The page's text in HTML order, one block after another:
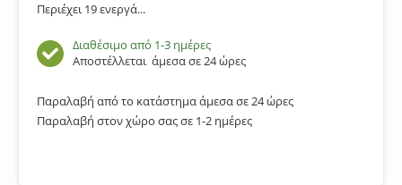
Περιέχει 19 ενεργά...
Διαθέσιμο από 1-3 ημέρες
Αποστέλλεται άμεσα σε 24 ώρες
Παραλαβή από το κατάστημα άμεσα σε 24 ώρες
Παραλαβή στον χώρο σας σε 1-2 ημέρες